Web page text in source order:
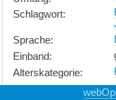
Schlagwort:
Sprache:
Einband:
Alterskategorie: